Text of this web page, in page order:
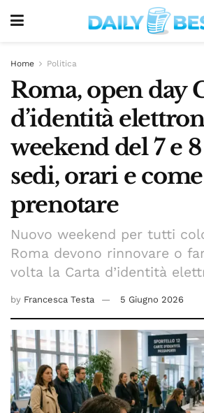
Home Politica
Roma, open day
d’identità
weekend del 7 e
sedi, orari e come
prenotare
Nuovo weekend per tutti
Roma devono rinnovare o
volta la Carta d’identità
by Francesca Testa 5 Giugno 2026